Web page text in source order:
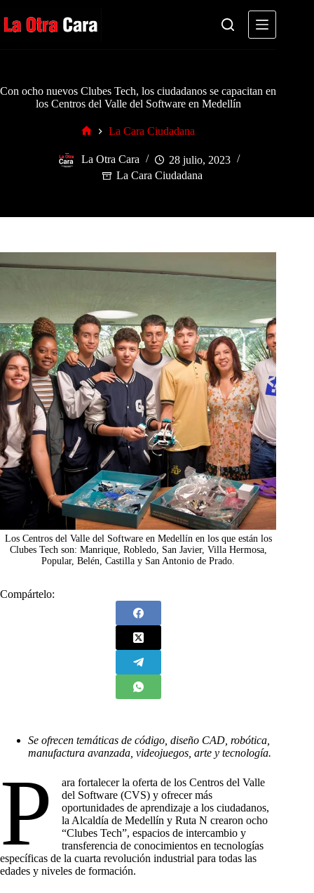
al
contenido
Con ocho nuevos Clubes Tech, los ciudadanos se capacitan en
los Centros del Valle del Software en Medellín
La Cara Ciudadana
La Otra Cara
28 julio, 2023
La Cara Ciudadana
Los Centros del Valle del Software en Medellín en los que están los
Clubes Tech son: Manrique, Robledo, San Javier, Villa Hermosa,
Popular, Belén, Castilla y San Antonio de Prado.
Compártelo:
Se ofrecen temáticas de código, diseño CAD, robótica,
manufactura avanzada, videojuegos, arte y tecnología.
P
ara fortalecer la oferta de los Centros del Valle
del Software (CVS) y ofrecer más
oportunidades de aprendizaje a los ciudadanos,
la Alcaldía de Medellín y Ruta N crearon ocho
“Clubes Tech”, espacios de intercambio y
transferencia de conocimientos en tecnologías
específicas de la cuarta revolución industrial para todas las
edades y niveles de formación.